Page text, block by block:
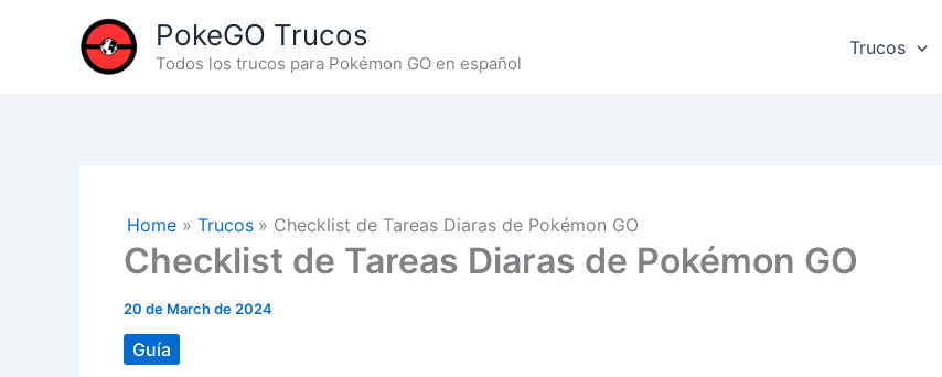
PokeGO Trucos
Todos los trucos para Pokémon GO en español
Trucos
Home Trucos Checklist de Tareas Diaras de Pokémon GO
Checklist de Tareas Diaras de Pokémon GO
20 de March de 2024
Guía